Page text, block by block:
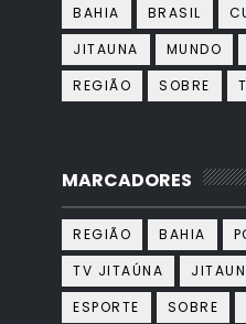
BAHIA BRASIL
JITAUNA
MUNDO
REGIÃO
SOBRE
MARCADORES
REGIÃO BAHIA
TV JITAÚNA
ESPORTE
SOBRE